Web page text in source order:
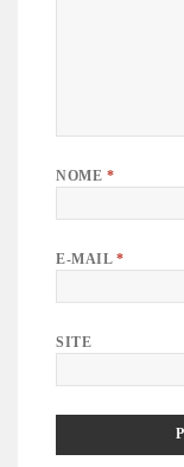
NOME *
E-MAIL *
SITE